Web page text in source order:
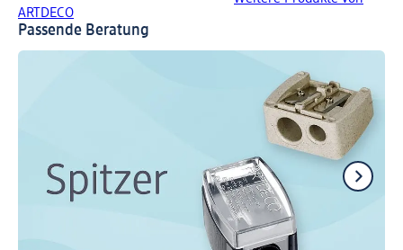
ARTDECO
Passende Beratung